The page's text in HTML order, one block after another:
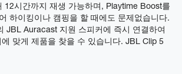
시간까지 재생 가능하며, Playtime Boost를
하이킹이나 캠핑을 할 때에도 문제없습니다.
JBL Auracast 지원 스피커에 즉시 연결하여
맞게 제품을 찾을 수 있습니다. JBL Clip 5